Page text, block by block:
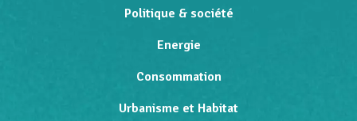
Politique & société
Energie
Consommation
Urbanisme et Habitat